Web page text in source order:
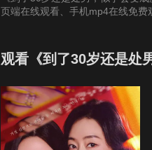
页端在线观看、手机mp4在线免费
观看《到了30岁还是处